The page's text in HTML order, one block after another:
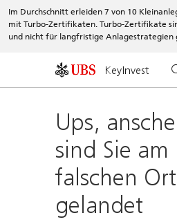
Im Durchschnitt erleiden 7 von 10
mit Turbo-Zertifikaten. Turbo-Zertifikate
und nicht für langfristige Anlagestrategien
KeyInvest
Ups,
sind Sie am
falschen Ort
gelandet